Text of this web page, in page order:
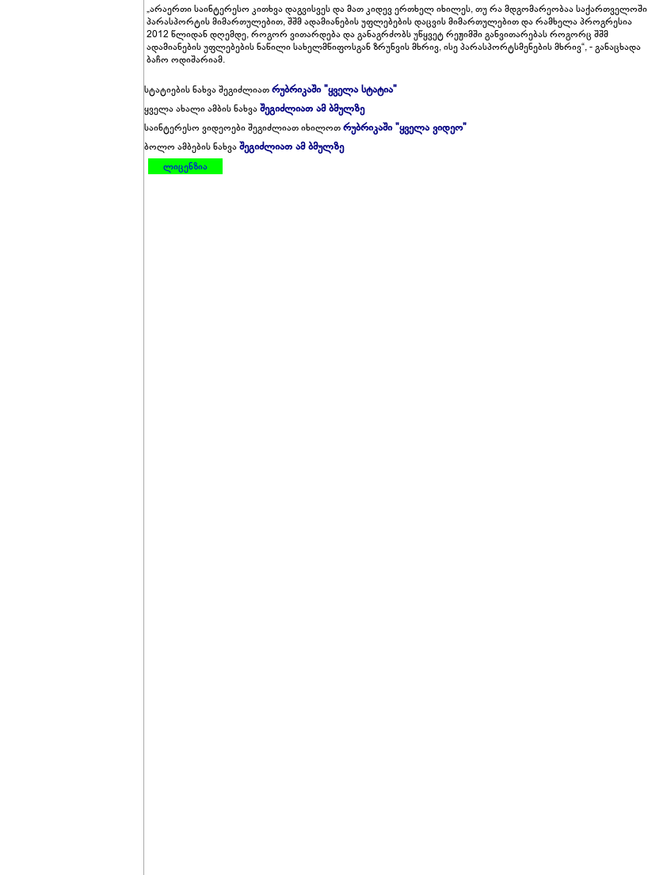
„არაერთი საინტერესო კითხვა დაგვისვეს და მათ კიდევ ერთხელ იხილეს, თუ რა მდგომარეობაა საქართველოში
პარასპორტის მიმართულებით, შშმ ადამიანების უფლებების დაცვის მიმართულებით და რამხელა პროგრესია
2012 წლიდან დღემდე, როგორ ვითარდება და განაგრძობს უწყვეტ რეჟიმში განვითარებას როგორც შშმ
ადამიანების უფლებების ნაწილი სახელმწიფოსგან ზრუნვის მხრივ, ისე პარასპორტსმენების მხრივ“, - განაცხადა
ბაჩო ოდიშარიამ.
სტატიების ნახვა შეგიძლიათრუბრიკაში "ყველა სტატია"
ყველა ახალი ამბის ნახვაშეგიძლიათ ამ ბმულზე
საინტერესო ვიდეოები შეგიძლიათ იხილოთრუბრიკაში "ყველა ვიდეო"
ბოლო ამბების ნახვაშეგიძლიათ ამ ბმულზე
ლიცენზია